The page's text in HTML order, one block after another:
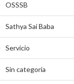
OSSSB
Sathya Sai Baba
Servicio
Sin categoría